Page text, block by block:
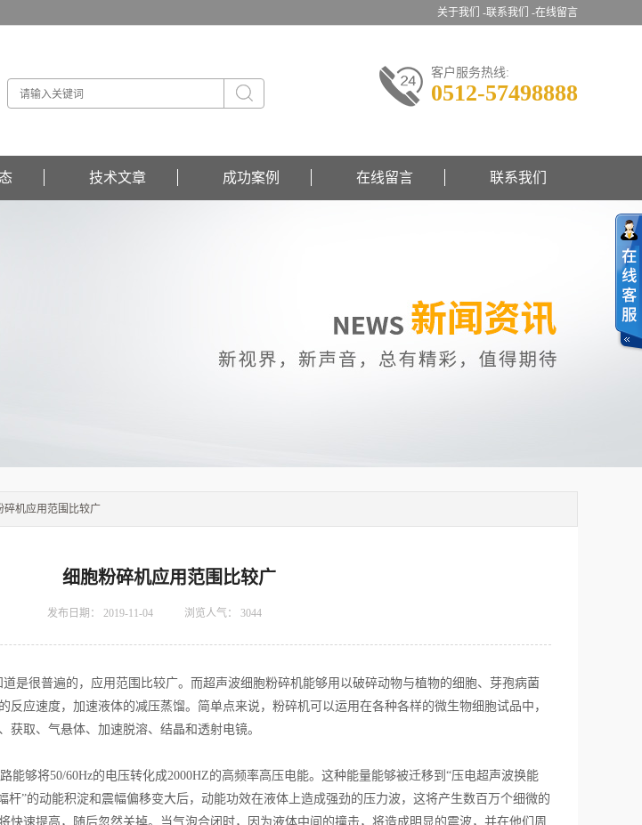
关于我们 -联系我们 -在线留言
客户服务热线:
0512-57498888
技术文章 成功案例 在线留言 联系我们
碎机应用范围比较广
细胞粉碎机应用范围比较广
发布日期： 2019-11-04 浏览人气： 3044
是很普遍的，应用范围比较广。而超声波细胞粉碎机能够用以破碎动物与植物的细胞、芽孢病菌
反应速度，加速液体的减压蒸馏。简单点来说，粉碎机可以运用在各种各样的微生物细胞试品中，
获取、气悬体、加速脱溶、结晶和透射电镜。
够将50/60Hz的电压转化成2000HZ的高频率高压电能。这种能量能够被迁移到“压电超声波换能
杆”的动能积淀和震幅偏移变大后，动能功效在液体上造成强劲的压力波，这将产生数百万个细微的
快速提高，随后忽然关掉。当气泡合闭时，因为液体中间的撞击，将造成明显的震波，并在他们周